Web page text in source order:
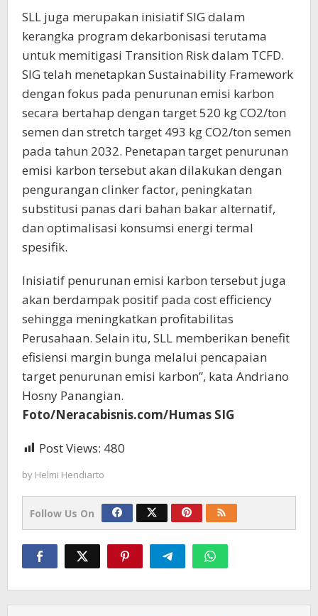
SLL juga merupakan inisiatif SIG dalam
kerangka program dekarbonisasi terutama
untuk memitigasi Transition Risk dalam TCFD.
SIG telah menetapkan Sustainability Framework
dengan fokus pada penurunan emisi karbon
secara bertahap dengan target 520 kg CO2/ton
semen dan stretch target 493 kg CO2/ton semen
pada tahun 2032. Penetapan target penurunan
emisi karbon tersebut akan dilakukan dengan
pengurangan clinker factor, peningkatan
substitusi panas dari bahan bakar alternatif,
dan optimalisasi konsumsi energi termal
spesifik.
Inisiatif penurunan emisi karbon tersebut juga
akan berdampak positif pada cost efficiency
sehingga meningkatkan profitabilitas
Perusahaan. Selain itu, SLL memberikan benefit
efisiensi margin bunga melalui pencapaian
target penurunan emisi karbon”, kata Andriano
Hosny Panangian.
Foto/Neracabisnis.com/Humas SIG
Post Views: 480
by Helmi Hendiarto
Follow Us On